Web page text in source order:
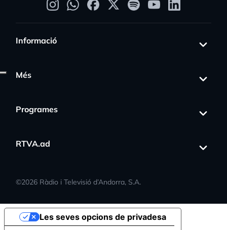
Informació
Més
Programes
RTVA.ad
©2026 Ràdio i Televisió d’Andorra, S.A.
Les seves opcions de privadesa